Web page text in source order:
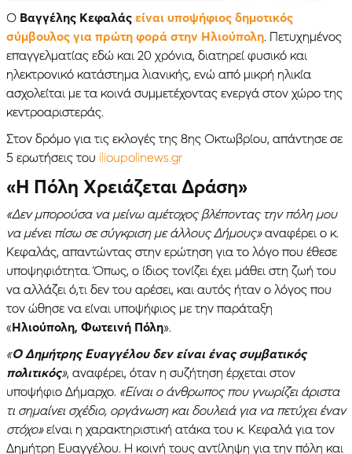
Ο Βαγγέλης Κεφαλάς είναι υποψήφιος δημοτικός
σύμβουλος για πρώτη φορά στην Ηλιούπολη. Πετυχημένος
επαγγελματίας εδώ και 20 χρόνια, διατηρεί φυσικό και
ηλεκτρονικό κατάστημα λιανικής, ενώ από μικρή ηλικία
ασχολείται με τα κοινά συμμετέχοντας ενεργά στον χώρο της
κεντροαριστεράς.
Στον δρόμο για τις εκλογές της 8ης Οκτωβρίου, απάντησε σε
5 ερωτήσεις του ilioupolinews.gr
«Η Πόλη Χρειάζεται Δράση»
«Δεν μπορούσα να μείνω αμέτοχος βλέποντας την πόλη μου
να μένει πίσω σε σύγκριση με άλλους Δήμους»αναφέρει ο κ.
Κεφαλάς, απαντώντας στην ερώτηση για το λόγο που έθεσε
υποψηφιότητα. Όπως, ο ίδιος τονίζει έχει μάθει στη ζωή του
να αλλάζει ό,τι δεν του αρέσει, και αυτός ήταν ο λόγος που
τον ώθησε να είναι υποψήφιος με την παράταξη
«Ηλιούπολη, Φωτεινή Πόλη».
«Ο Δημήτρης Ευαγγέλου δεν είναι ένας συμβατικός
πολιτικός», αναφέρει, όταν η συζήτηση έρχεται στον
υποψήφιο Δήμαρχο. «Είναι ο άνθρωπος που γνωρίζει άριστα
τι σημαίνει σχέδιο, οργάνωση και δουλειά για να πετύχει έναν
στόχο»είναι η χαρακτηριστική ατάκα του κ. Κεφαλά για τον
Δημήτρη Ευαγγέλου. Η κοινή τους αντίληψη για την πόλη και